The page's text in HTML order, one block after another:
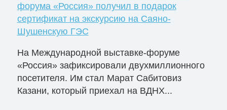
форума «Россия» получил в подарок
сертификат на экскурсию на Саяно-
Шушенскую ГЭС
На Международной выставке-форуме
«Россия» зафиксировали двухмиллионного
посетителя. Им стал Марат Сабитовиз
Казани, который приехал на ВДНХ...